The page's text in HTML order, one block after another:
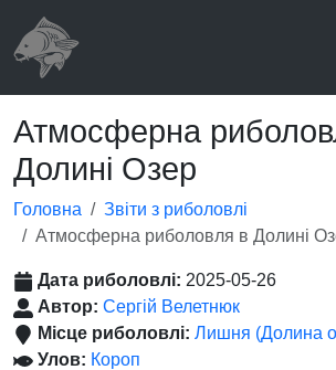
Атмосферна
Долині Озер
Головна
Звіти з риболовлі
Атмосферна риболовля в Долині
Дата риболовлі: 2025-05-26
Автор: Сергій Велетнюк
Місце риболовлі: Лишня (Долина
Улов: Короп